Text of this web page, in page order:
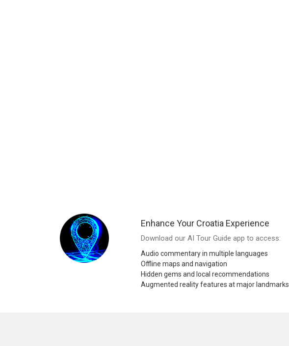
Enhance Your Croatia Experience
Download our AI Tour Guide app to access:
Audio commentary in multiple languages
Offline maps and navigation
Hidden gems and local recommendations
Augmented reality features at major landmarks